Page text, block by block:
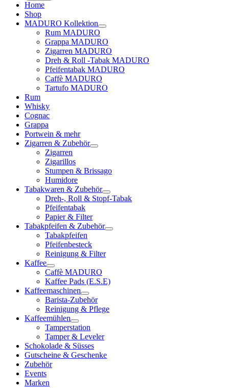
Home
Shop
MADURO Kollektion
Rum MADURO
Grappa MADURO
Zigarren MADURO
Dreh & Roll -Tabak MADURO
Pfeifentabak MADURO
Caffè MADURO
Tartufo MADURO
Rum
Whisky
Cognac
Grappa
Portwein & mehr
Zigarren & Zubehör
Zigarren
Zigarillos
Stumpen & Brissago
Humidore
Tabakwaren & Zubehör
Dreh-, Roll & Stopf-Tabak
Pfeifentabak
Papier & Filter
Tabakpfeifen & Zubehör
Tabakpfeifen
Pfeifenbesteck
Reinigung & Filter
Kaffee
Caffè MADURO
Kaffee Pads (E.S.E)
Kaffeemaschinen
Barista-Zubehör
Reinigung & Pflege
Kaffeemühlen
Tamperstation
Tamper & Leveler
Schokolade & Süsses
Gutscheine & Geschenke
Zubehör
Events
Marken